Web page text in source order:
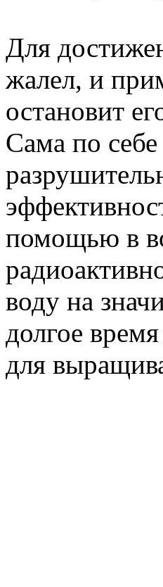
Для
жалел, и
остановит
Сама по
помощью в
воду на
долгое
для